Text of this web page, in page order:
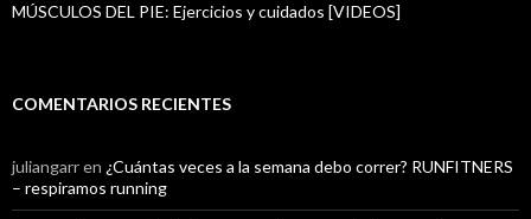
MÚSCULOS DEL PIE: Ejercicios y cuidados [VIDEOS]
COMENTARIOS RECIENTES
juliangarren ¿Cuántas veces a la semana debo correr? RUNFITNERS
– respiramos running